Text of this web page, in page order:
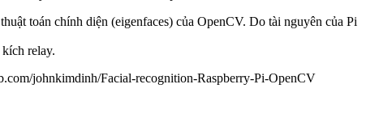
toán chính diện (eigenfaces) của OpenCV. Do tài nguyên của Pi
relay.
johnkimdinh/Facial-recognition-Raspberry-Pi-OpenCV